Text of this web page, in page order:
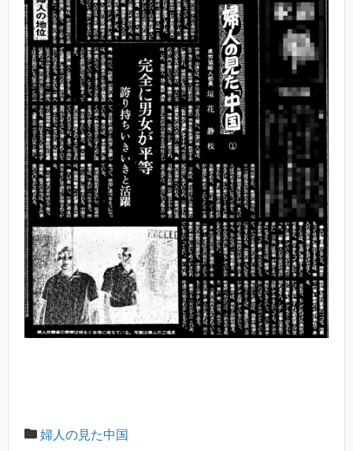
婦人の見た中国